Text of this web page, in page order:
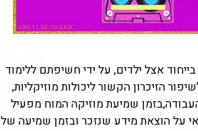
אצל ילדים, על ידי חשיפתם ללימוד
הזיכרון הקשור ליכולות מוזיקליות,
שמיעת מוזיקה המוח מפעיל
על הוצאת מידע שנזכר ובזמן שמיעה של